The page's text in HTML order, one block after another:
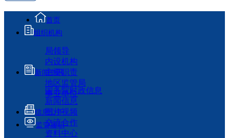
首页
组织机构
局领导
内设机构
主要职责
地区监管局
事业单位
新闻资讯
国务院时政信息
新闻信息
图片视频
交流合作
资料中心
信息公开
监管履职